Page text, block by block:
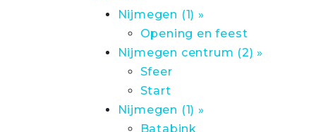
Nijmegen (1) »
Opening en feest
Nijmegen centrum (2) »
Sfeer
Start
Nijmegen (1) »
Batabink